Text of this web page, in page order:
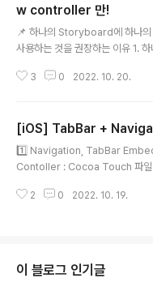
w controller 만!
📌 하나의 Storyboard에 하나
사용하는 것을 권장하는 이유 1.
다. 2. 협업시, 충돌이 자주일어난
3 0 2022. 10. 20.
[iOS] TabBar +
1️⃣ Navigation, TabBar
Contoller : Cocoa Touch 파
→ UITabBarController 2️⃣
ewController:
c viewDidLoad() {
2 0 2022. 10. 19.
이 블로그 인기글